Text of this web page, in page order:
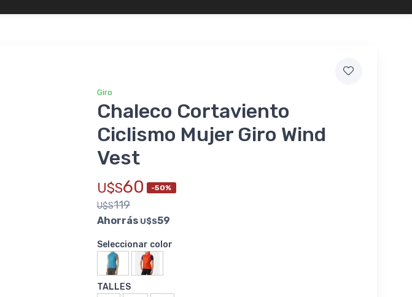
Giro
Chaleco Cortaviento
Ciclismo Mujer Giro Wind
Vest
U$S60 -50%
U$S119
Ahorrás U$S59
Seleccionar color
TALLES